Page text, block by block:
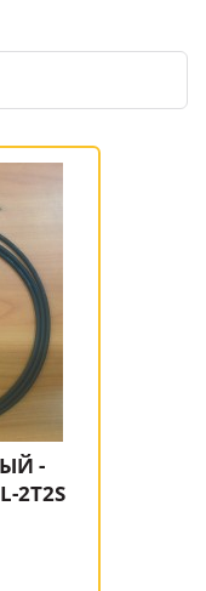
-
2T2S